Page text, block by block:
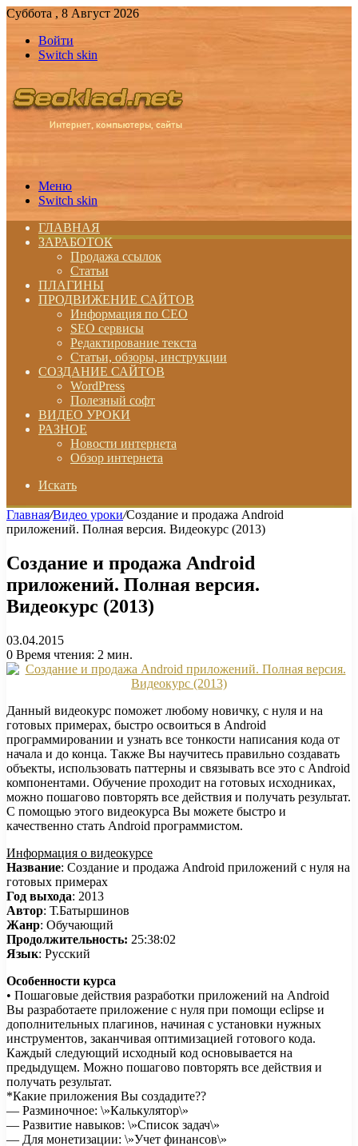
Суббота , 8 Август 2026
Войти
Switch skin
Меню
Switch skin
ГЛАВНАЯ
ЗАРАБОТОК
Продажа ссылок
Статьи
ПЛАГИНЫ
ПРОДВИЖЕНИЕ САЙТОВ
Информация по СЕО
SEO сервисы
Редактирование текста
Статьи, обзоры, инструкции
СОЗДАНИЕ САЙТОВ
WordPress
Полезный софт
ВИДЕО УРОКИ
РАЗНОЕ
Новости интернета
Обзор интернета
Искать
Главная/Видео уроки/Создание и продажа Android
приложений. Полная версия. Видеокурс (2013)
Создание и продажа Android
приложений. Полная версия.
Видеокурс (2013)
03.04.2015
0 Время чтения: 2 мин.
Данный видеокурс поможет любому новичку, с нуля и на
готовых примерах, быстро освоиться в Android
программировании и узнать все тонкости написания кода от
начала и до конца. Также Вы научитесь правильно создавать
объекты, использовать паттерны и связывать все это с Android
компонентами. Обучение проходит на готовых исходниках,
можно пошагово повторять все действия и получать результат.
С помощью этого видеокурса Вы можете быстро и
качественно стать Android программистом.
Информация о видеокурсе
Название: Создание и продажа Android приложений с нуля на
готовых примерах
Год выхода: 2013
Автор: Т.Батыршинов
Жанр: Обучающий
Продолжительность: 25:38:02
Язык: Русский
Особенности курса
• Пошаговые действия разработки приложений на Android
Вы разработаете приложение с нуля при помощи eclipse и
дополнительных плагинов, начиная с установки нужных
инструментов, заканчивая оптимизацией готового кода.
Каждый следующий исходный код основывается на
предыдущем. Можно пошагово повторять все действия и
получать результат.
*Какие приложения Вы создадите??
— Разминочное: \»Калькулятор\»
— Развитие навыков: \»Список задач\»
— Для монетизации: \»Учет финансов\»